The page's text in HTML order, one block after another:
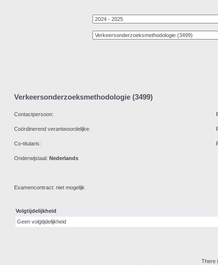
Verkeersonderzoeksmethodologie (3499)
Contactpersoon:
Coördinerend verantwoordelijke:
Co-titularis:
Onderwijstaal: Nederlands
Examencontract: niet mogelijk
Volgtijdelijkheid
Geen volgtijdelijkheid
There